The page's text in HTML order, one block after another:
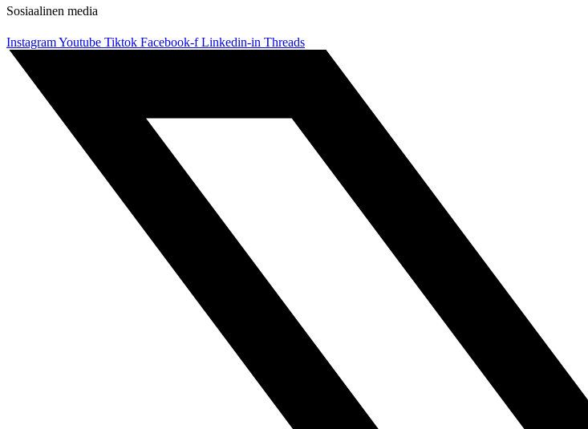
Sosiaalinen media
InstagramYoutube Tiktok Facebook-f Linkedin-in Threads